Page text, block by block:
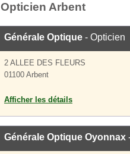
Opticien Arbent
Générale Optique - Opticien
2 ALLEE DES FLEURS
01100 Arbent
Afficher les détails
Générale Optique Oyonnax